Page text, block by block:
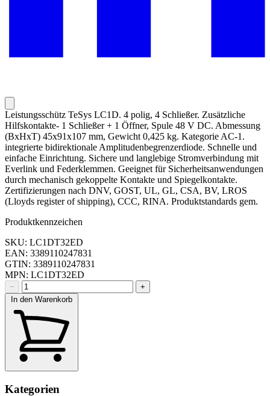
Leistungsschütz TeSys LC1D. 4 polig, 4 Schließer. Zusätzliche
Hilfskontakte- 1 Schließer + 1 Öffner, Spule 48 V DC. Abmessung
(BxHxT) 45x91x107 mm, Gewicht 0,425 kg. Kategorie AC-1.
integrierte bidirektionale Amplitudenbegrenzerdiode. Schnelle und
einfache Einrichtung. Sichere und langlebige Stromverbindung mit
Everlink und Federklemmen. Geeignet für Sicherheitsanwendungen
durch mechanisch gekoppelte Kontakte und Spiegelkontakte.
Zertifizierungen nach DNV, GOST, UL, GL, CSA, BV, LROS
(Lloyds register of shipping), CCC, RINA. Produktstandards gem.
Produktkennzeichen
SKU: LC1DT32ED
EAN: 3389110247831
GTIN: 3389110247831
MPN: LC1DT32ED
−
+
In den Warenkorb
Kategorien